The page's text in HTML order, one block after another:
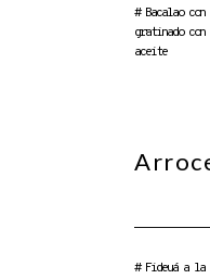
# Bacalao
gratinado
aceite
# Fideuá a la